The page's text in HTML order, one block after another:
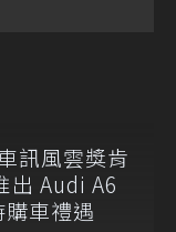
訊風雲獎肯
出 Audi A6
車禮遇